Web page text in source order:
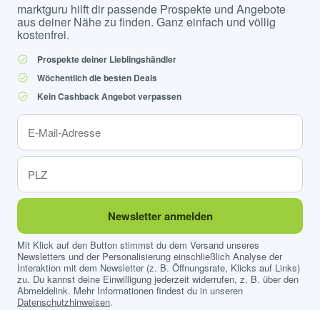
marktguru hilft dir passende Prospekte und Angebote
aus deiner Nähe zu finden. Ganz einfach und völlig
kostenfrei.
Prospekte deiner Lieblingshändler
Wöchentlich die besten Deals
Kein Cashback Angebot verpassen
Newsletter anmelden
Mit Klick auf den Button stimmst du dem Versand unseres
Newsletters und der Personalisierung einschließlich Analyse der
Interaktion mit dem Newsletter (z. B. Öffnungsrate, Klicks auf Links)
zu. Du kannst deine Einwilligung jederzeit widerrufen, z. B. über den
Abmeldelink. Mehr Informationen findest du in unseren
Datenschutzhinweisen.